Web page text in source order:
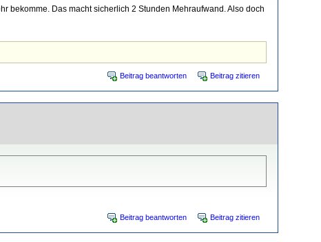
bekomme. Das macht sicherlich 2 Stunden Mehraufwand. Also doch
Beitrag beantworten Beitrag zitieren
Beitrag beantworten Beitrag zitieren